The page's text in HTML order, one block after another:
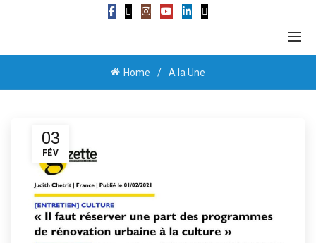
Home A la Une
03
FÉV